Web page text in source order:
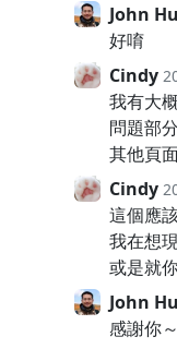
John
好唷
Cindy
我有大
問題部
其他頁
Cindy
這個應
我在想
或是就
John
感謝你